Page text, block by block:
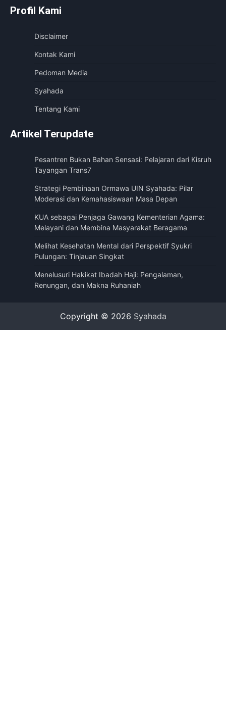
Profil Kami
Disclaimer
Kontak Kami
Pedoman Media
Syahada
Tentang Kami
Artikel Terupdate
Pesantren Bukan Bahan Sensasi: Pelajaran dari Kisruh
Tayangan Trans7
Strategi Pembinaan Ormawa UIN Syahada: Pilar
Moderasi dan Kemahasiswaan Masa Depan
KUA sebagai Penjaga Gawang Kementerian Agama:
Melayani dan Membina Masyarakat Beragama
Melihat Kesehatan Mental dari Perspektif Syukri
Pulungan: Tinjauan Singkat
Menelusuri Hakikat Ibadah Haji: Pengalaman,
Renungan, dan Makna Ruhaniah
Copyright © 2026 Syahada